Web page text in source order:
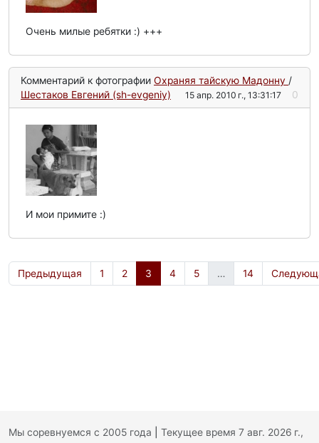
Очень милые ребятки :) +++
Комментарий к фотографии Охраняя тайскую Мадонну /
Шестаков Евгений (sh-evgeniy)
15 апр. 2010 г., 13:31:17 0
И мои примите :)
Предыдущая 1 2 3 4 5 … 14
Мы соревнуемся с 2005 года Текущее время 7 авг. 2026 г.,